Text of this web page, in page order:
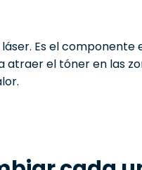
Es el
el tóner en las